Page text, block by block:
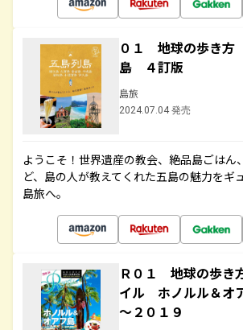
０１ 地球の歩き
島 ４訂版
島旅
2024.07.04 発売
ようこそ！世界遺産の教会、絶品島ごはん
ど、島の人が教えてくれた五島の魅力をギ
島旅へ。
Ｒ０１ 地球の歩き
イル ホノルル＆オ
～２０１９